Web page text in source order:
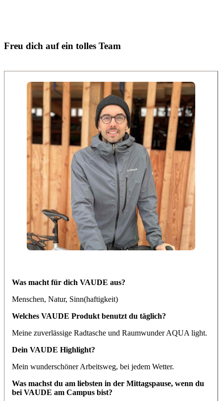
Freu dich auf ein tolles Team
Was macht für dich VAUDE aus?
Menschen, Natur, Sinn(haftigkeit)
Welches VAUDE Produkt benutzt du täglich?
Meine zuverlässige Radtasche und Raumwunder AQUA light.
Dein VAUDE Highlight?
Mein wunderschöner Arbeitsweg, bei jedem Wetter.
Was machst du am liebsten in der Mittagspause, wenn du
bei VAUDE am Campus bist?